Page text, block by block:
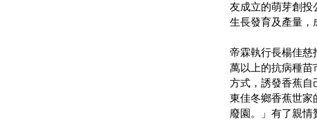
友成立的萌芽創投
生長發育及產量，
帝霖執行長楊佳慈
萬以上的抗病種苗
方式，誘發香蕉自
東佳冬鄉香蕉世家
廢園。」有了親情